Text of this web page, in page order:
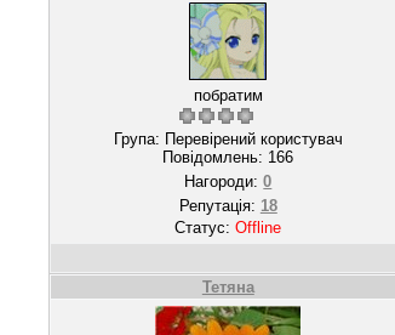
побратим
Група: Перевірений користувач
Повідомлень: 166
Нагороди:0
Репутація: 18
Статус:Offline
Тетяна